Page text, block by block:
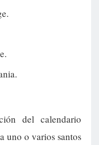
del calendario
uno o varios santos